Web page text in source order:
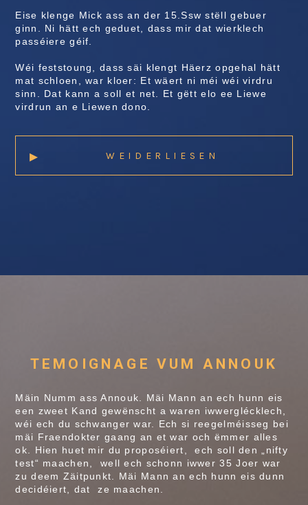
Eise klenge Mick ass an der 15.Ssw stëll gebuer
ginn. Ni hätt ech geduet, dass mir dat wierklech
passéiere géif.
Wéi feststoung, dass säi klengt Häerz opgehal hätt
mat schloen, war kloer: Et wäert ni méi wéi virdru
sinn. Dat kann a soll et net. Et gëtt elo ee Liewe
virdrun an e Liewen dono.
▸ WEIDERLIESEN
TEMOIGNAGE VUM ANNOUK
Mäin Numm ass Annouk. Mäi Mann an ech hunn eis
een zweet Kand gewënscht a waren iwwerglécklech,
wéi ech du schwanger war. Ech si reegelméisseg bei
mäi Fraendokter gaang an et war och ëmmer alles
ok. Hien huet mir du proposéiert, ech soll den „nifty
test“ maachen, well ech schonn iwwer 35 Joer war
zu deem Zäitpunkt. Mäi Mann an ech hunn eis dunn
decidéiert, dat ze maachen.